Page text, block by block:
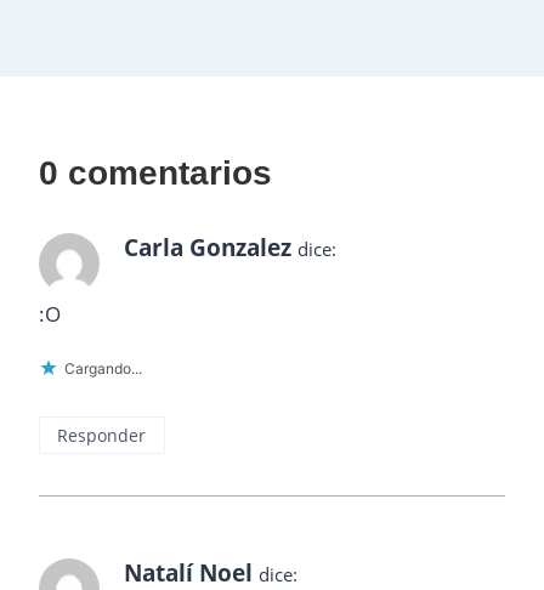
0 comentarios
Carla Gonzalez dice:
:O
Cargando...
Responder
Natalí Noel dice: